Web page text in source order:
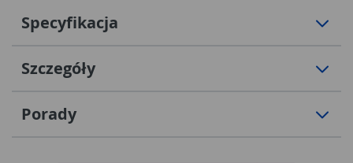
Specyfikacja
Szczegóły
Porady